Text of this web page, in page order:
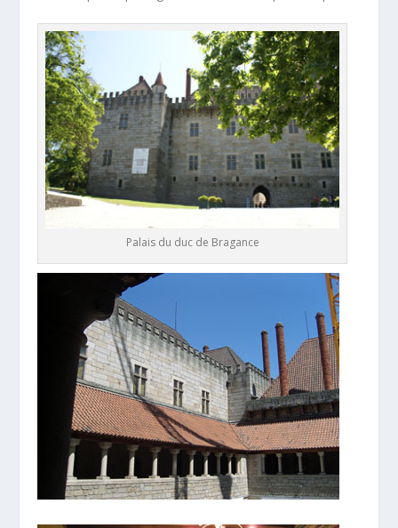
Palais du duc de Bragance